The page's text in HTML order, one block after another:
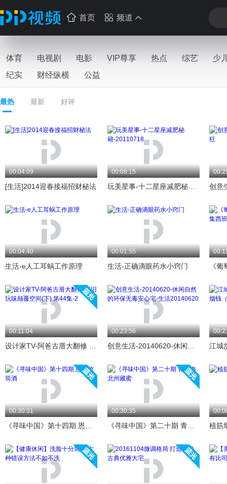
首页 频道
体育 电视剧 电影 VIP尊享 热点 综艺
少
纪实
财经纵横 公益
最热 最新 好评
00:04:09
[生活]2014迎春接福招财秘法
00:08:15
玩美星事-十二星座减肥秘籍-20110718
00:04:40
生活-e人工耳蜗工作原理
00:01:55
生活-正确滴眼药水小窍门
00:11:04 00:23:56
00:30:31 00:30:35
《寻味中国》第二十期 青海海北州藏蜜 植筋